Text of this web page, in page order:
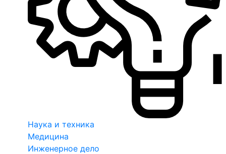
Наука и техника
Медицина
Инженерное дело